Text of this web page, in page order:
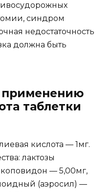
синдром
недостаточность
должна быть
применению
таблетки
кислота — 1мг.
лактозы
— 5,00мг,
(аэросил) —